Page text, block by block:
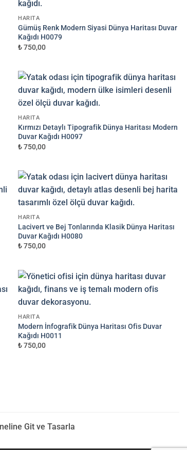
HARITA
Gümüş Renk Modern Siyasi Dünya Haritası Duvar
Kağıdı H0079
₺ 750,00
HARITA
Kırmızı Detaylı Tipografik Dünya Haritası Modern
Duvar Kağıdı H0097
₺ 750,00
HARITA
Lacivert ve Bej Tonlarında Klasik Dünya Haritası
Duvar Kağıdı H0080
₺ 750,00
HARITA
Modern İnfografik Dünya Haritası Ofis Duvar
Kağıdı H0011
₺ 750,00
Git ve Tasarla